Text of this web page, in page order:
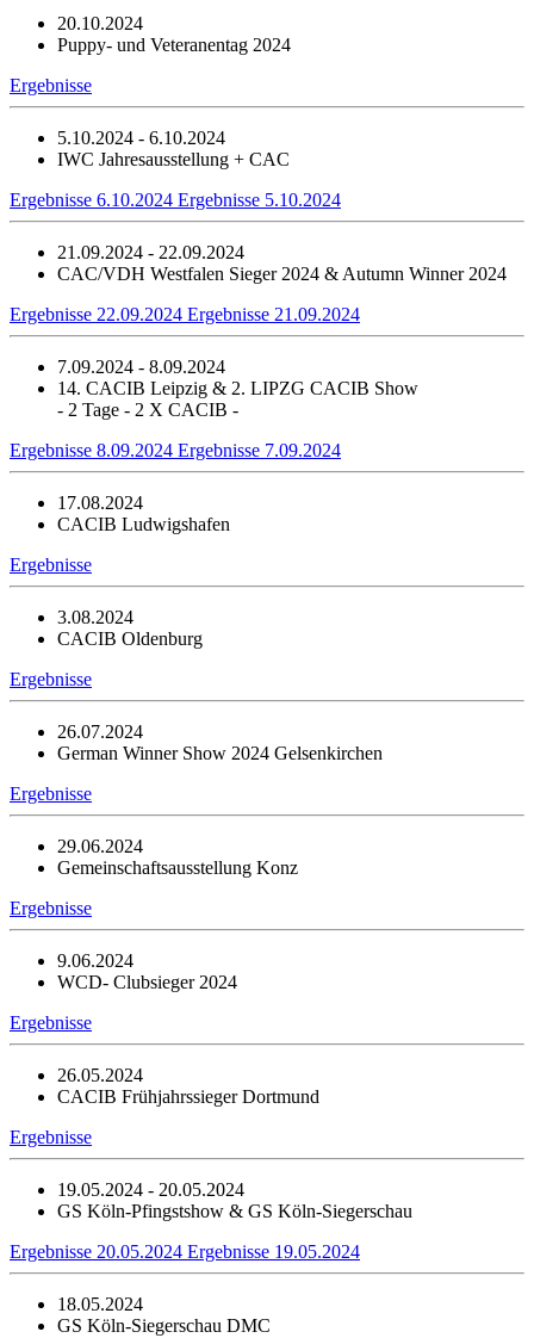
20.10.2024
Puppy- und Veteranentag 2024
Ergebnisse
5.10.2024 - 6.10.2024
IWC Jahresausstellung + CAC
Ergebnisse 6.10.2024 Ergebnisse 5.10.2024
21.09.2024 - 22.09.2024
CAC/VDH Westfalen Sieger 2024 & Autumn Winner 2024
Ergebnisse 22.09.2024 Ergebnisse 21.09.2024
7.09.2024 - 8.09.2024
14. CACIB Leipzig & 2. LIPZG CACIB Show
- 2 Tage - 2 X CACIB -
Ergebnisse 8.09.2024 Ergebnisse 7.09.2024
17.08.2024
CACIB Ludwigshafen
Ergebnisse
3.08.2024
CACIB Oldenburg
Ergebnisse
26.07.2024
German Winner Show 2024 Gelsenkirchen
Ergebnisse
29.06.2024
Gemeinschaftsausstellung Konz
Ergebnisse
9.06.2024
WCD- Clubsieger 2024
Ergebnisse
26.05.2024
CACIB Frühjahrssieger Dortmund
Ergebnisse
19.05.2024 - 20.05.2024
GS Köln-Pfingstshow & GS Köln-Siegerschau
Ergebnisse 20.05.2024 Ergebnisse 19.05.2024
18.05.2024
GS Köln-Siegerschau DMC